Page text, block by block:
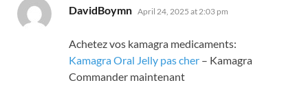
DavidBoymn says:
April 24, 2025 at 2:03 pm
Achetez vos kamagra medicaments:
Kamagra Oral Jelly pas cher – Kamagra
Commander maintenant